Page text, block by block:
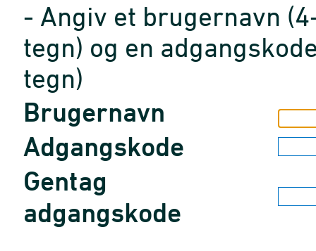
- Angiv et brugernavn
tegn) og en
tegn)
Brugernavn
Adgangskode
Gentag
adgangskode